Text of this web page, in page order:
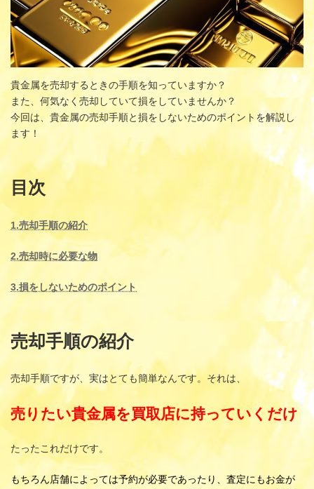
貴金属を売却するときの手順を知っていますか？
また、何気なく売却していて損をしていませんか？
今回は、貴金属の売却手順と損をしないためのポイントを解説し
ます！
目次
1.売却手順の紹介
2.売却時に必要な物
3.損をしないためのポイント
売却手順の紹介
売却手順ですが、実はとても簡単なんです。それは、
売りたい貴金属を買取店に持っていくだけ
たったこれだけです。
もちろん店舗によっては予約が必要であったり、査定にもお金が